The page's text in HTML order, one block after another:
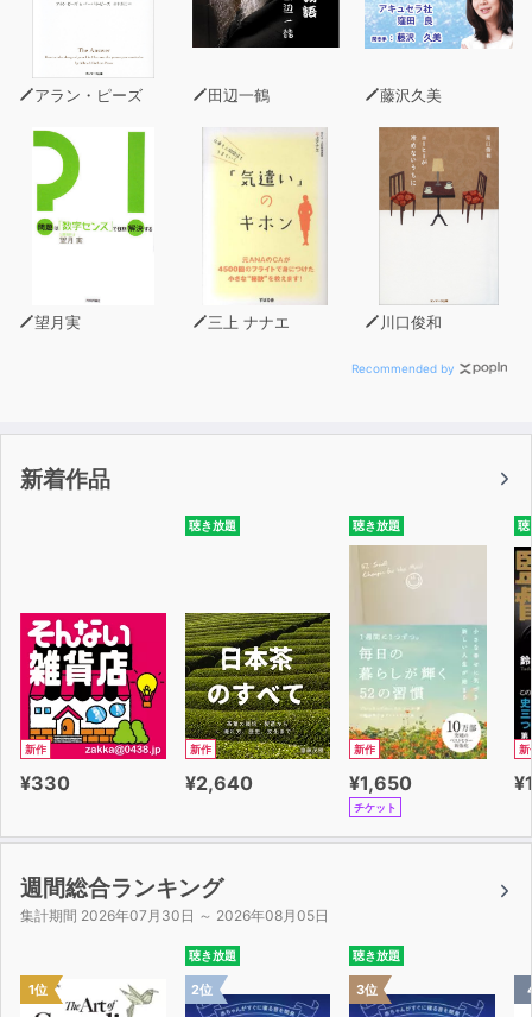
アラン・ピーズ 田辺一鶴 藤沢久美
望月実 三上 ナナエ 川口俊和
Recommended by
新着作品
新作
¥330
聴き放題
新作
¥2,640
聴き放題
新作
¥1,650
チケット
聴
新
週間総合ランキング
集計期間 2026年07月30日 ～ 2026年08月05日
1位
聴き放題
2位
聴き放題
3位